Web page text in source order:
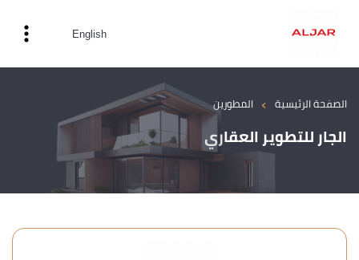
English
الصفحة الرئيسية › المطورين
الجار للتطوير العقاري